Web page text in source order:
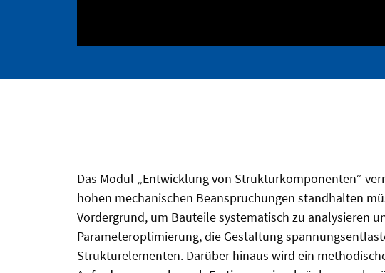
Das Modul „Entwicklung von Strukturkomponenten“
hohen mechanischen Beanspruchungen standhalten
Vordergrund, um Bauteile systematisch zu analysieren
Parameteroptimierung, die Gestaltung
Strukturelementen. Darüber hinaus wird ein